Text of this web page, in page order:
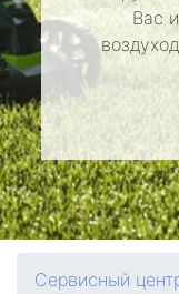
Вас
Сервисный